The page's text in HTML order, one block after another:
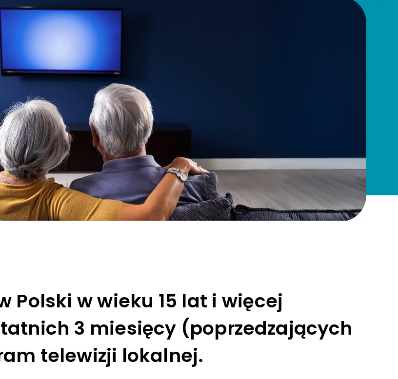
Polski w wieku 15 lat i więcej
3 miesięcy (poprzedzających
telewizji lokalnej.